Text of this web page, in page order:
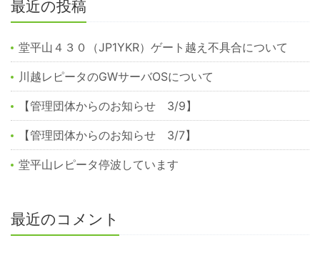
最近の投稿
堂平山４３０（JP1YKR）ゲート越え不具合について
川越レピータのGWサーバOSについて
【管理団体からのお知らせ 3/9】
【管理団体からのお知らせ 3/7】
堂平山レピータ停波しています
最近のコメント